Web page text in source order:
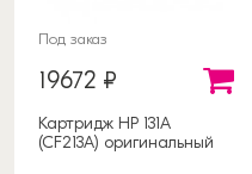
Под заказ
19672 ₽
Картридж HP 131A
(CF213A) оригинальный